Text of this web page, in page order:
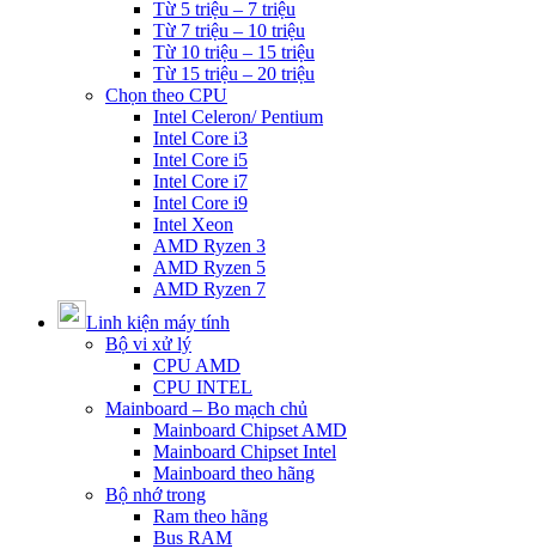
Từ 5 triệu – 7 triệu
Từ 7 triệu – 10 triệu
Từ 10 triệu – 15 triệu
Từ 15 triệu – 20 triệu
Chọn theo CPU
Intel Celeron/ Pentium
Intel Core i3
Intel Core i5
Intel Core i7
Intel Core i9
Intel Xeon
AMD Ryzen 3
AMD Ryzen 5
AMD Ryzen 7
Linh kiện máy tính
Bộ vi xử lý
CPU AMD
CPU INTEL
Mainboard – Bo mạch chủ
Mainboard Chipset AMD
Mainboard Chipset Intel
Mainboard theo hãng
Bộ nhớ trong
Ram theo hãng
Bus RAM